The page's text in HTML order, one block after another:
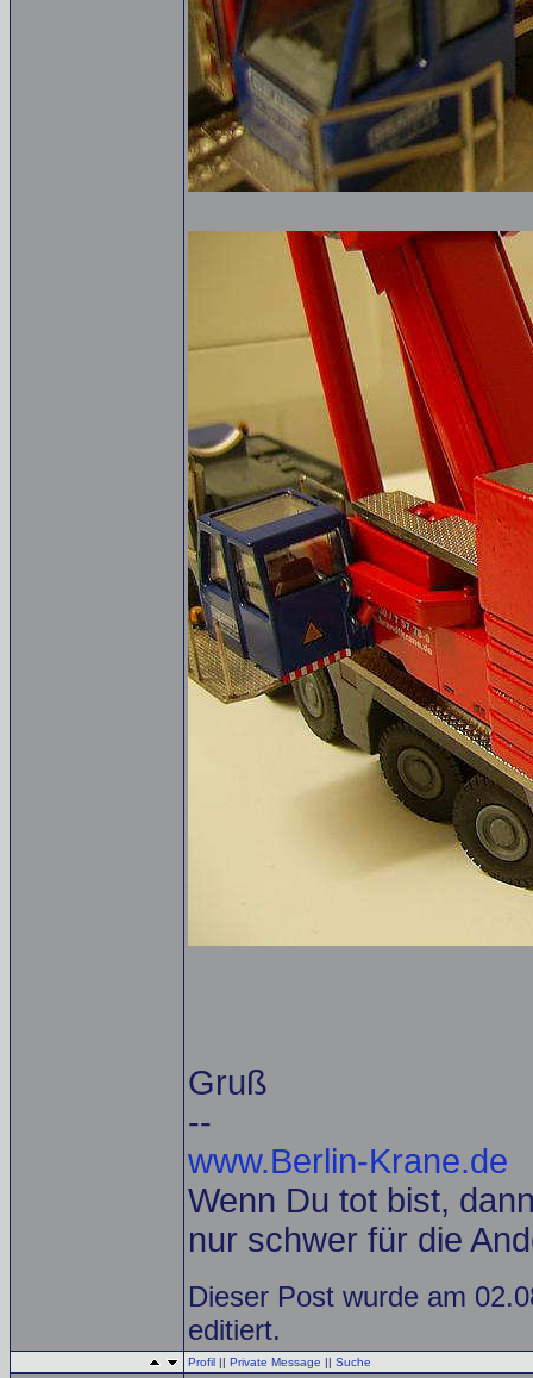
Gruß
--
www.Berlin-Krane.de
Wenn Du tot bist,
nur schwer für die
Dieser Post wurde am
editiert.
Profil || Private Message || Suche